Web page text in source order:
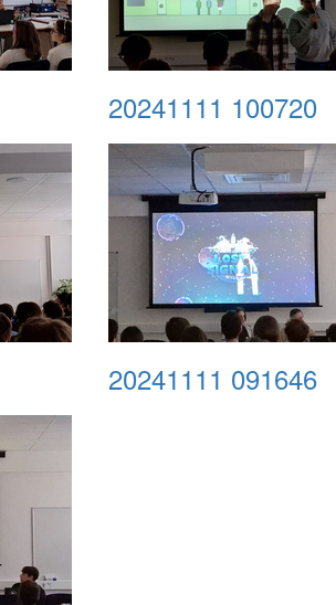
20241111 100720
20241111 091646